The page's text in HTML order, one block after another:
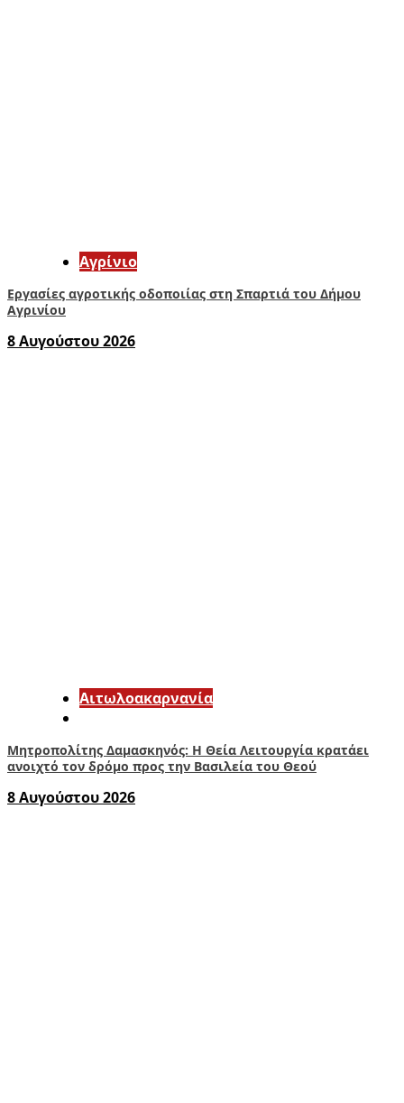
Aγρίνιο
Εργασίες αγροτικής οδοποιίας στη Σπαρτιά του Δήμου
Αγρινίου
8 Αυγούστου 2026
Αιτωλοακαρνανία
Μητροπολίτης Δαμασκηνός: Η Θεία Λειτουργία κρατάει
ανοιχτό τον δρόμο προς την Βασιλεία του Θεού
8 Αυγούστου 2026